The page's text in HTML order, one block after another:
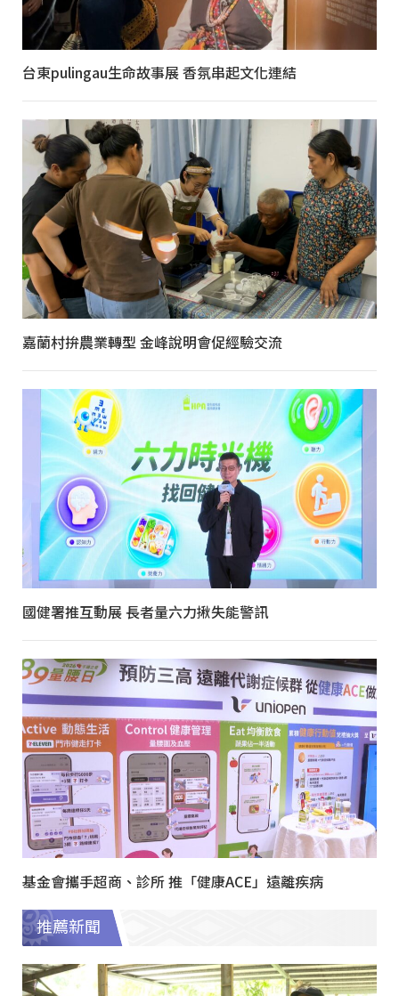
台東pulingau生命故事展 香氛串起文化連結
嘉蘭村拚農業轉型 金峰說明會促經驗交流
國健署推互動展 長者量六力揪失能警訊
基金會攜手超商、診所 推「健康ACE」遠離疾病
推薦新聞